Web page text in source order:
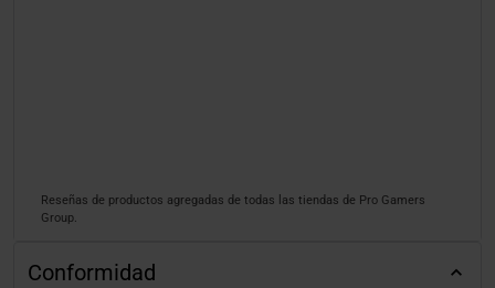
Reseñas de productos agregadas de todas las tiendas de Pro Gamers
Group.
Conformidad